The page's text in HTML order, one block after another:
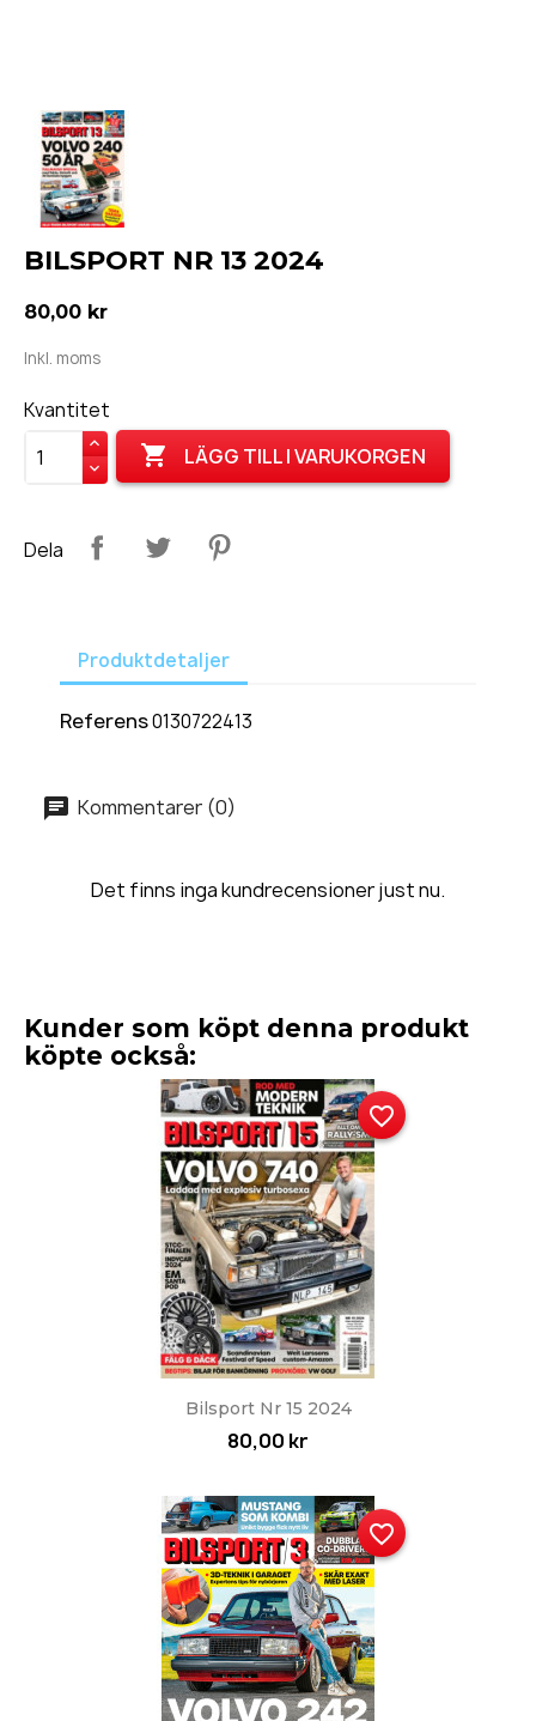
BILSPORT NR 13 2024
80,00 kr
Inkl. moms
Kvantitet
 LÄGG TILL I VARUKORGEN
Dela
Produktdetaljer
Referens0130722413
Kommentarer (0)
Det finns inga kundrecensioner just nu.
Kunder som köpt denna produkt
köpte också:
Bilsport Nr 15 2024
80,00 kr
favorite_border
favorite_border